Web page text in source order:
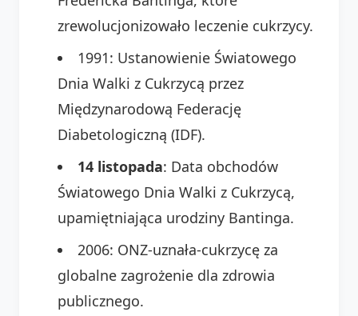
zrewolucjonizowało leczenie cukrzycy.
1991: Ustanowienie Światowego
Dnia Walki z Cukrzycą przez
Międzynarodową Federację
Diabetologiczną (IDF).
14 listopada: Data obchodów
Światowego Dnia Walki z Cukrzycą,
upamiętniająca urodziny Bantinga.
2006: ONZ-uznała-cukrzycę za
globalne zagrożenie dla zdrowia
publicznego.